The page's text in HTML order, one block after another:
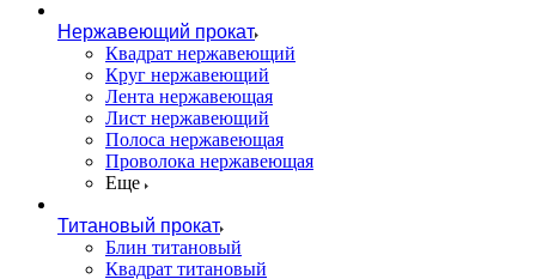
Нержавеющий прокат
Квадрат нержавеющий
Круг нержавеющий
Лента нержавеющая
Лист нержавеющий
Полоса нержавеющая
Проволока нержавеющая
Еще
Титановый прокат
Блин титановый
Квадрат титановый